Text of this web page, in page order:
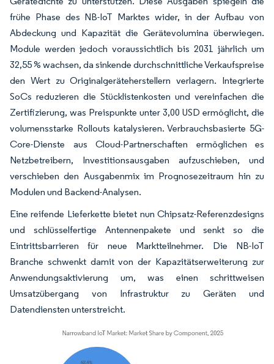
frühe Phase des NB-IoT Marktes wider, in der Aufbau von
Abdeckung und Kapazität die Gerätevolumina überwiegen.
Module werden jedoch voraussichtlich bis 2031 jährlich um
32,55 % wachsen, da sinkende durchschnittliche Verkaufspreise
den Wert zu Originalgeräteherstellern verlagern. Integrierte
SoCs reduzieren die Stücklistenkosten und vereinfachen die
Zertifizierung, was Preispunkte unter 3,00 USD ermöglicht, die
volumensstarke Rollouts katalysieren. Verbrauchsbasierte 5G-
Core-Dienste aus Cloud-Partnerschaften ermöglichen es
Netzbetreibern, Investitionsausgaben aufzuschieben, und
verschieben den Ausgabenmix im Prognosezeitraum hin zu
Modulen und Backend-Analysen.
Eine reifende Lieferkette bietet nun Chipsatz-Referenzdesigns
und schlüsselfertige Antennenpakete und senkt so die
Eintrittsbarrieren für neue Marktteilnehmer. Die NB-IoT
Branche schwenkt damit von der Kapazitätserweiterung zur
Anwendungsaktivierung um, was einen schrittweisen
Umsatzübergang von Infrastruktur zu Geräten und
Datendiensten unterstreicht.